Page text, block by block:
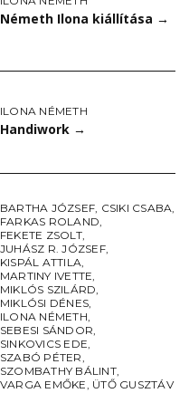
Németh Ilona kiállítása →
ILONA NÉMETH
Handiwork →
BARTHA JÓZSEF, CSIKI CSABA,
FARKAS ROLAND,
FEKETE ZSOLT,
JUHÁSZ R. JÓZSEF,
KISPÁL ATTILA,
MARTINY IVETTE,
MIKLÓS SZILÁRD,
MIKLÓSI DÉNES,
ILONA NÉMETH,
SEBESI SÁNDOR,
SINKOVICS EDE,
SZABÓ PÉTER,
SZOMBATHY BÁLINT,
VARGA EMŐKE, ÜTŐ GUSZTÁV